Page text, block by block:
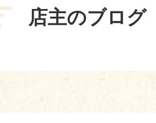
店主のブログ